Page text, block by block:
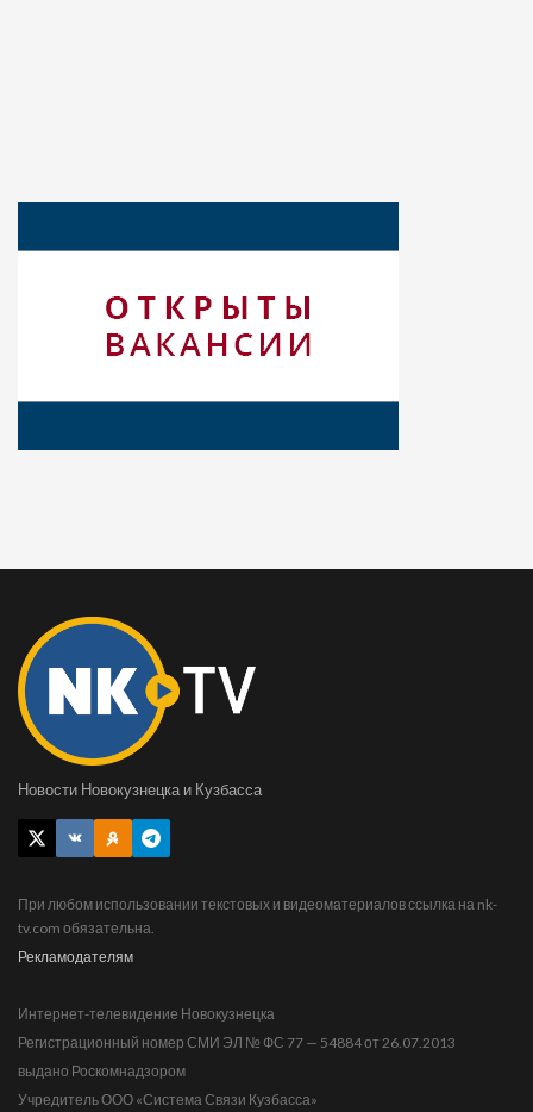
Новости Новокузнецка и Кузбасса
При любом использовании текстовых и видеоматериалов ссылка на nk-
tv.com обязательна.
Рекламодателям
Интернет-телевидение Новокузнецка
Регистрационный номер СМИ ЭЛ № ФС 77 — 54884 от 26.07.2013
выдано Роскомнадзором
Учредитель ООО «Система Связи Кузбасса»